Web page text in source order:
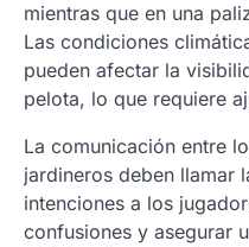
mientras que en una
Las condiciones
pueden afectar la
pelota, lo que requiere
La comunicación entre
jardineros deben llamar
intenciones a los
confusiones y asegurar